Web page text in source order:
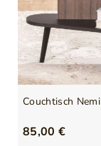
Couchtisch
85,00 €